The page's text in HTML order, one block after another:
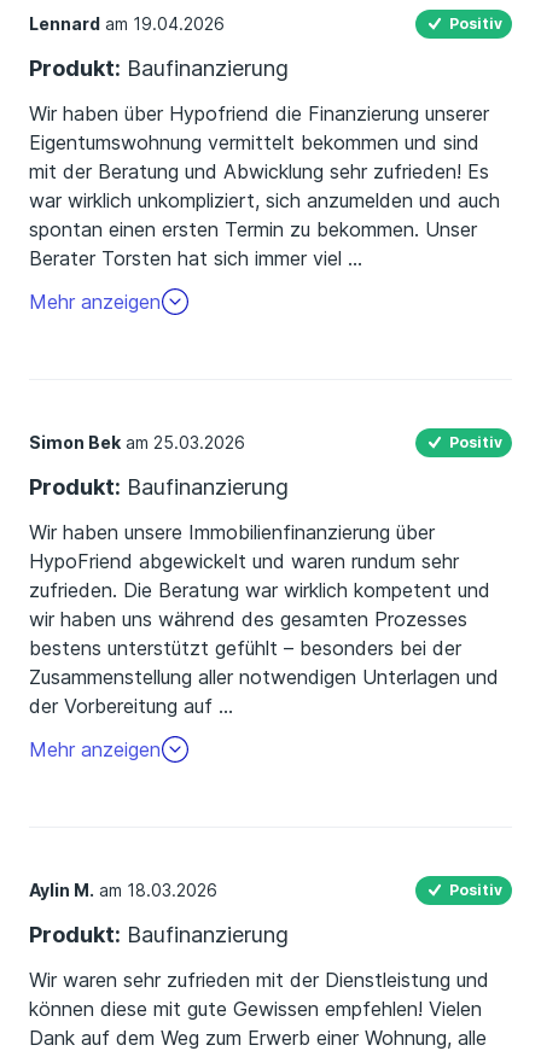
Lennard am 19.04.2026 Positiv
Produkt: Baufinanzierung
Wir haben über Hypofriend die Finanzierung unserer
Eigentumswohnung vermittelt bekommen und sind
mit der Beratung und Abwicklung sehr zufrieden! Es
war wirklich unkompliziert, sich anzumelden und auch
spontan einen ersten Termin zu bekommen. Unser
Berater Torsten hat sich immer viel …
Zeit genommen, war überaus freundlich und sehr
kompetent. Wir haben uns wirklich gut aufgehoben
schlussendlich etwas passendes gefunden haben,
ging alles dank der vorangegangenen Termine überaus
schnell und unkompliziert.
Mehr anzeigen
Simon Bek am 25.03.2026 Positiv
Produkt: Baufinanzierung
Wir haben unsere Immobilienfinanzierung über
HypoFriend abgewickelt und waren rundum sehr
zufrieden. Die Beratung war wirklich kompetent und
wir haben uns während des gesamten Prozesses
bestens unterstützt gefühlt – besonders bei der
Zusammenstellung aller notwendigen Unterlagen und
der Vorbereitung auf …
die Angebote. Hervorzuheben ist vor allem der
außergewöhnliche Einsatz unseres
restliche für uns geklärt. Außerdem hat er eine Bank
gefunden, bei der wir den Finanzierungsvertrag
bequem online unterschreiben konnten. So lief alles
reibungslos und ohne Stress für uns weiter. Insgesamt
eine wirklich starke und zuverlässige Unterstützung,
die wir gerne weiterempfehlen.
Mehr anzeigen
Aylin M. am 18.03.2026 Positiv
Produkt: Baufinanzierung
Wir waren sehr zufrieden mit der Dienstleistung und
können diese mit gute Gewissen empfehlen! Vielen
Dank auf dem Weg zum Erwerb einer Wohnung, alle